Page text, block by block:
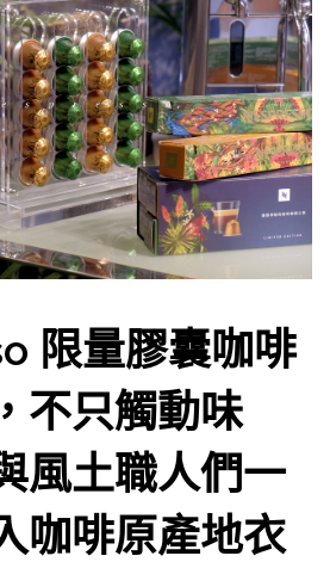
限量膠囊咖啡
不只觸動味
風土職人們一
咖啡原產地衣